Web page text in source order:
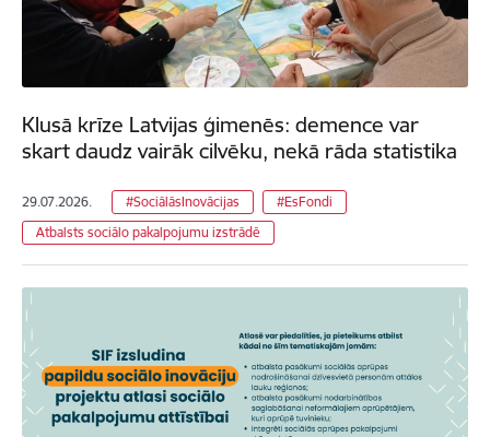
Klusā krīze Latvijas ģimenēs: demence var
skart daudz vairāk cilvēku, nekā rāda statistika
29.07.2026. #SociālāsInovācijas
#EsFondi
Atbalsts sociālo pakalpojumu izstrādē